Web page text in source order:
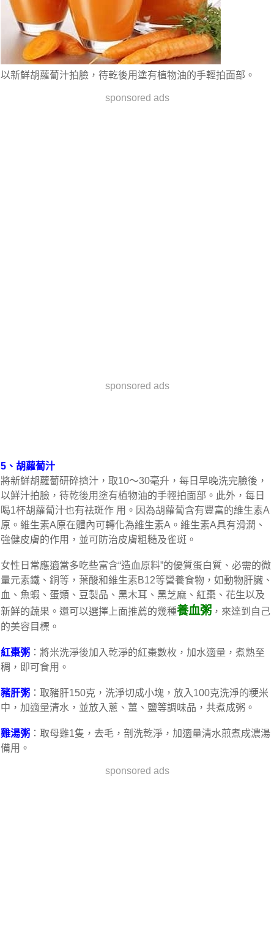
以新鮮胡蘿蔔汁拍臉，待乾後用塗有植物油的手輕拍面部。
sponsored ads
sponsored ads
5、胡蘿蔔汁
將新鮮胡蘿蔔研碎擠汁，取10～30毫升，每日早晚洗完臉後，
以鮮汁拍臉，待乾後用塗有植物油的手輕拍面部。此外，每日
喝1杯胡蘿蔔汁也有祛斑作 用。因為胡蘿蔔含有豐富的維生素A
原。維生素A原在體內可轉化為維生素A。維生素A具有滑潤、
強健皮膚的作用，並可防治皮膚粗糙及雀斑。
女性日常應適當多吃些富含“造血原料”的優質蛋白質、必需的微
量元素鐵、銅等，葉酸和維生素B12等營養食物，如動物肝臟、
血、魚蝦、蛋類、豆製品、黑木耳、黑芝麻、紅棗、花生以及
新鮮的蔬果。還可以選擇上面推薦的幾種養血粥 ，來達到自己
的美容目標。
紅棗粥 ：將米洗淨後加入乾淨的紅棗數枚，加水適量，煮熟至
稠，即可食用。
豬肝粥 ：取豬肝150克，洗淨切成小塊，放入100克洗淨的粳米
中，加適量清水，並放入蔥、薑、鹽等調味品，共煮成粥。
雞湯粥 ：取母雞1隻，去毛，剖洗乾淨，加適量清水煎煮成濃湯
備用。
sponsored ads